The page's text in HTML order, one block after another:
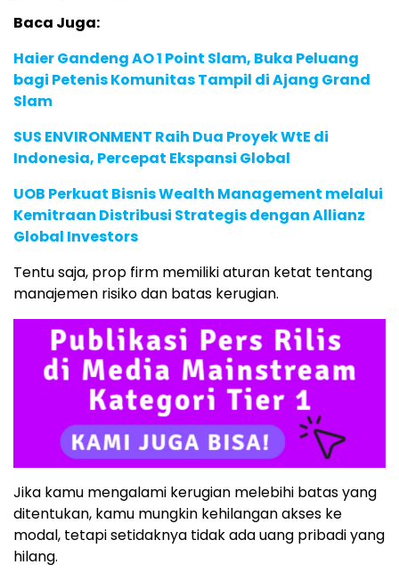
Baca Juga:
Haier Gandeng AO 1 Point Slam, Buka Peluang
bagi Petenis Komunitas Tampil di Ajang Grand
Slam
SUS ENVIRONMENT Raih Dua Proyek WtE di
Indonesia, Percepat Ekspansi Global
UOB Perkuat Bisnis Wealth Management melalui
Kemitraan Distribusi Strategis dengan Allianz
Global Investors
Tentu saja, prop firm memiliki aturan ketat tentang
manajemen risiko dan batas kerugian.
Jika kamu mengalami kerugian melebihi batas yang
ditentukan, kamu mungkin kehilangan akses ke
modal, tetapi setidaknya tidak ada uang pribadi yang
hilang.